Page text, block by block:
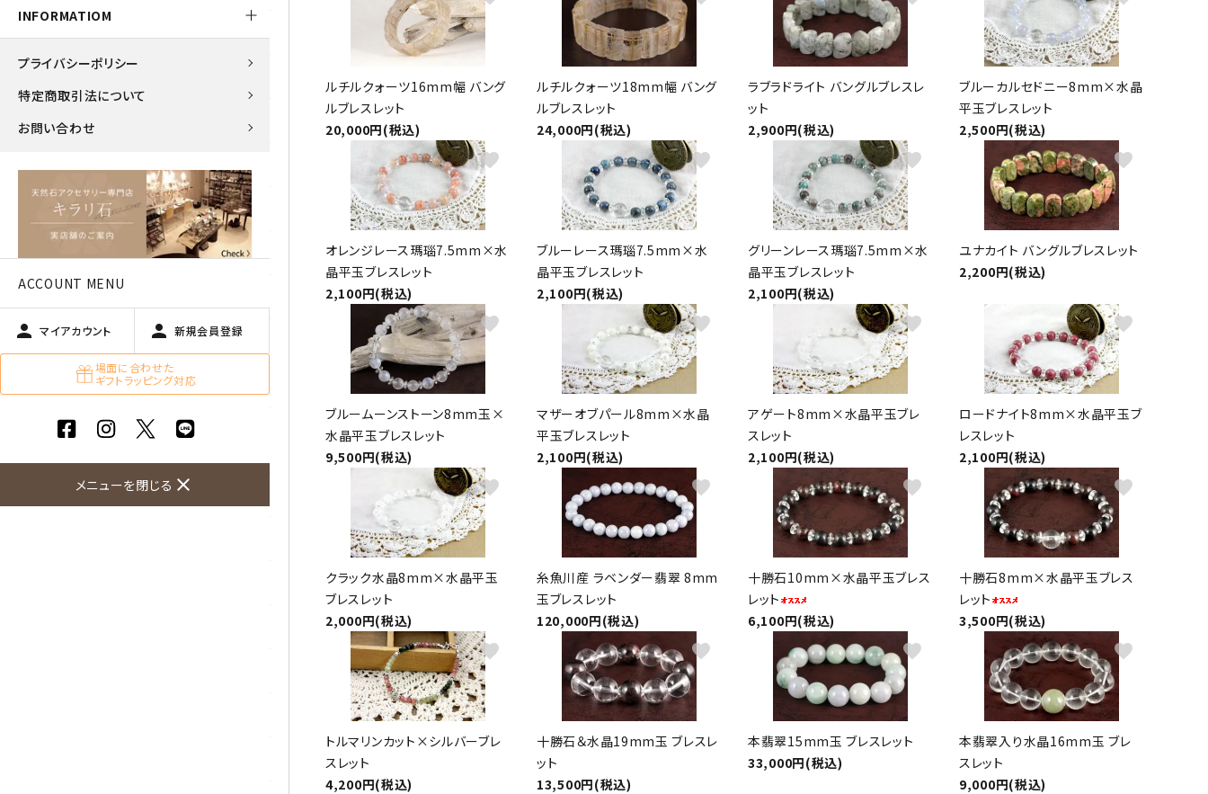
ムーンストーン モスアゲート ユナカイト
ローズクォーツ ロードクロサイト その他天然石
9月 Sep 10月 Oct
INFORMATIOM
プライバシーポリシー
特定商取引法について
お問い合わせ
ACCOUNT MENU
person マイアカウント person 新規会員登録
場面に合わせた
ギフトラッピング対応
メニューを閉じる close
ルチルクォーツ16mm幅 バング
ルブレスレット
20,000円(税込)
ルチルクォーツ18mm幅 バング
ルブレスレット
24,000円(税込)
ラブラドライト バングルブレスレ
ット
2,900円(税込)
ブルーカルセドニー8mm×水晶
平玉ブレスレット
2,500円(税込)
オレンジレース瑪瑙7.5mm×水
晶平玉ブレスレット
2,100円(税込)
favorite
ブルーレース瑪瑙7.5mm×水
晶平玉ブレスレット
2,100円(税込)
favorite
グリーンレース瑪瑙7.5mm×水
晶平玉ブレスレット
2,100円(税込)
favorite
ユナカイト バングルブレスレット
2,200円(税込)
favorite
ブルームーンストーン8mm玉×
水晶平玉ブレスレット
9,500円(税込)
favorite
マザーオブパール8mm×水晶
平玉ブレスレット
2,100円(税込)
favorite
アゲート8mm×水晶平玉ブレ
スレット
2,100円(税込)
favorite
ロードナイト8mm×水晶平玉ブ
レスレット
2,100円(税込)
favorite
クラック水晶8mm×水晶平玉
ブレスレット
2,000円(税込)
favorite
糸魚川産 ラベンダー翡翠 8mm
玉ブレスレット
120,000円(税込)
favorite
十勝石10mm×水晶平玉ブレス
レット
6,100円(税込)
favorite
十勝石8mm×水晶平玉ブレス
レット
3,500円(税込)
favorite
トルマリンカット×シルバーブレ
スレット
4,200円(税込)
favorite
十勝石＆水晶19mm玉 ブレスレ
ット
13,500円(税込)
favorite
本翡翠15mm玉 ブレスレット
33,000円(税込)
favorite
本翡翠入り水晶16mm玉 ブレ
スレット
9,000円(税込)
favorite
アマゾナイト
アメジスト
エメラルド
オパール
オブシディアン（黒曜石/十勝
ガーデンクォーツ